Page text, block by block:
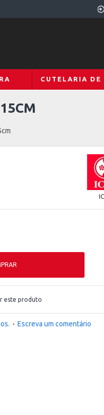
CUTELARIA DE
- Escreva um comentário
este produto